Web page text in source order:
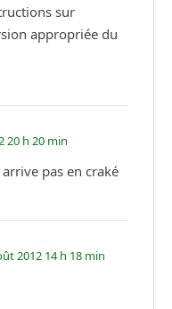
sur
appropriée du
20 h 20 min
pas en craké
2012 14 h 18 min